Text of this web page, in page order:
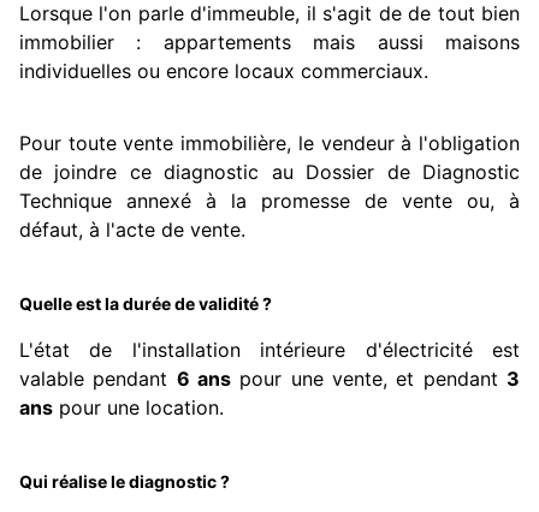
Lorsque l'on parle d'immeuble, il s'agit de de tout bien
immobilier : appartements mais aussi maisons
individuelles ou encore locaux commerciaux.
Pour toute vente immobilière, le vendeur à l'obligation
de joindre ce diagnostic au Dossier de Diagnostic
Technique annexé à la promesse de vente ou, à
défaut, à l'acte de vente.
Quelle est la durée de validité ?
L'état de l'installation intérieure d'électricité est
valable pendant 6 ans pour une vente, et pendant 3
ans pour une location.
Qui réalise le diagnostic ?